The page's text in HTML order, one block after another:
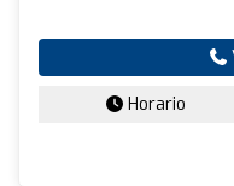
Horario